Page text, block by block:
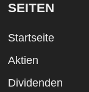
SEITEN
Startseite
Aktien
Dividenden